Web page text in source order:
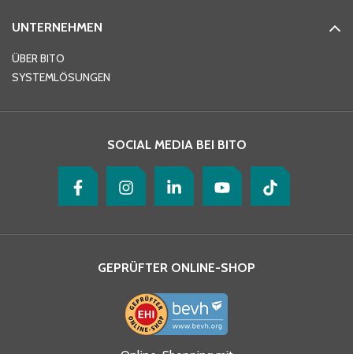
Ja, ich habe die
UNTERNEHMEN
ÜBER BITO
SYSTEMLÖSUNGEN
SOCIAL MEDIA BEI BITO
GEPRÜFTER ONLINE-SHOP